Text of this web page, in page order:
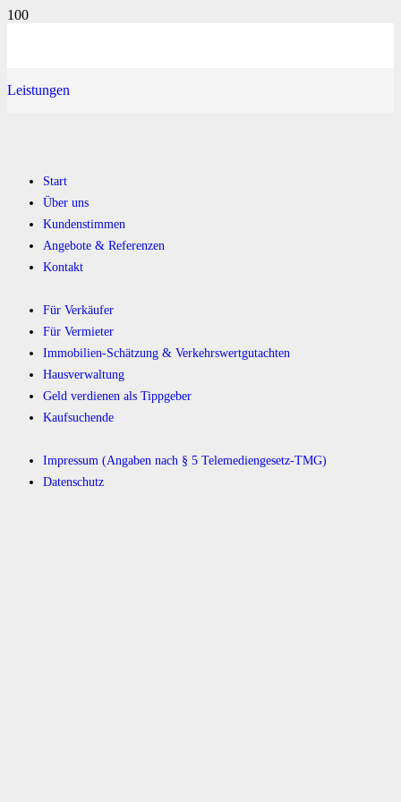
Leistungen
Start
Über uns
Kundenstimmen
Angebote & Referenzen
Kontakt
Für Verkäufer
Für Vermieter
Immobilien-Schätzung & Verkehrswertgutachten
Hausverwaltung
Geld verdienen als Tippgeber
Kaufsuchende
Impressum (Angaben nach § 5 Telemediengesetz-TMG)
Datenschutz